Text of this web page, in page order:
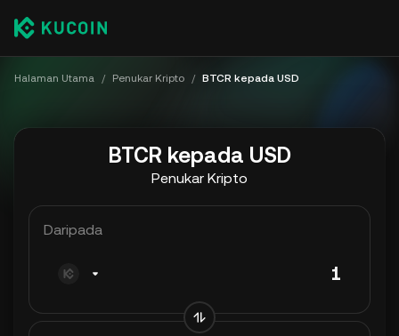
Halaman Utama / Penukar Kripto / BTCR kepada USD
BTCR kepada USD
Penukar Kripto
Daripada